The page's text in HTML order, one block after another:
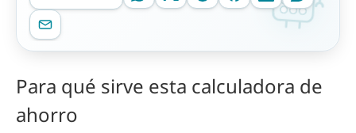
Para qué sirve esta calculadora de
ahorro